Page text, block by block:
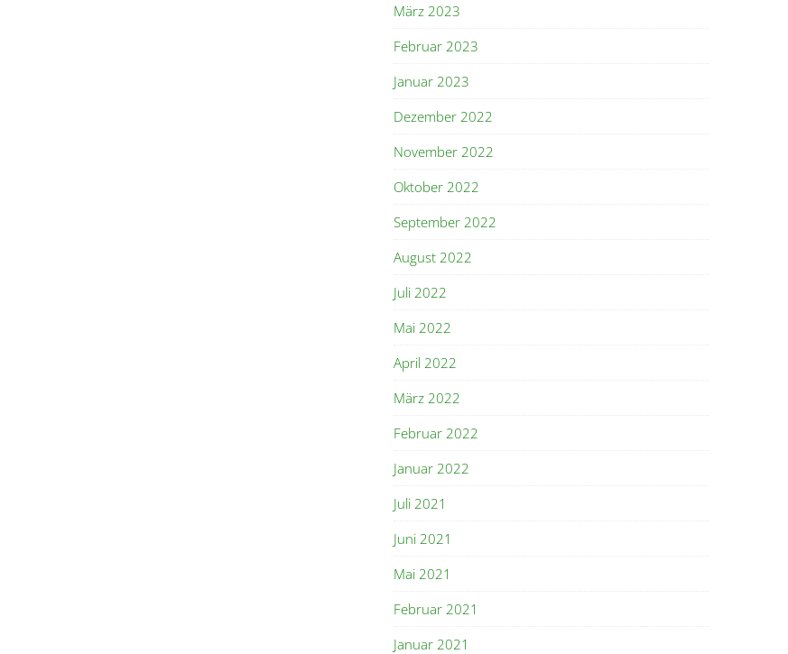
März 2023
Februar 2023
Januar 2023
Dezember 2022
November 2022
Oktober 2022
September 2022
August 2022
Juli 2022
Mai 2022
April 2022
März 2022
Februar 2022
Januar 2022
Juli 2021
Juni 2021
Mai 2021
Februar 2021
Januar 2021